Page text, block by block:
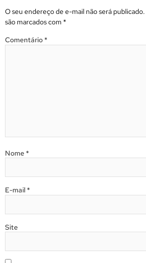
O seu endereço de e-mail não será publicado.
são marcados com *
Comentário *
Nome *
E-mail *
Site